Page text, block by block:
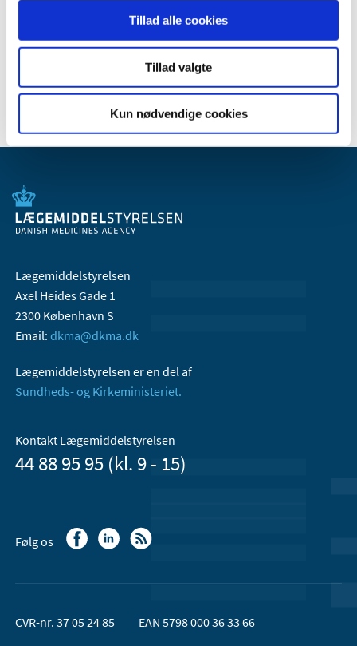
Tillad alle cookies
Tillad valgte
Kun nødvendige cookies
2006 (9)
Lægemiddelstyrelsen
Axel Heides Gade 1
2300 København S
Email: dkma@dkma.dk
Lægemiddelstyrelsen er en del af
Sundheds- og Kirkeministeriet.
Kontakt Lægemiddelstyrelsen
44 88 95 95 (kl. 9 - 15)
Følg os
CVR-nr. 37 05 24 85 EAN 5798 000 36 33 66